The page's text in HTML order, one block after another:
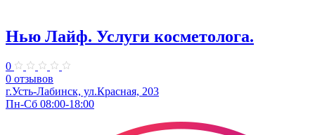
Нью Лайф. Услуги косметолога.
0
0 отзывов
г.Усть-Лабинск, ул.Красная, 203
Пн-Сб 08:00-18:00